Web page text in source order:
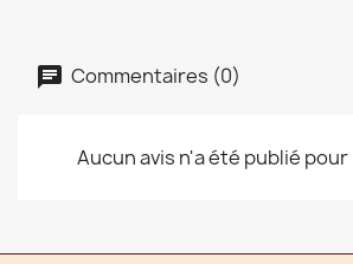
Commentaires (0)
Aucun avis n'a été publié